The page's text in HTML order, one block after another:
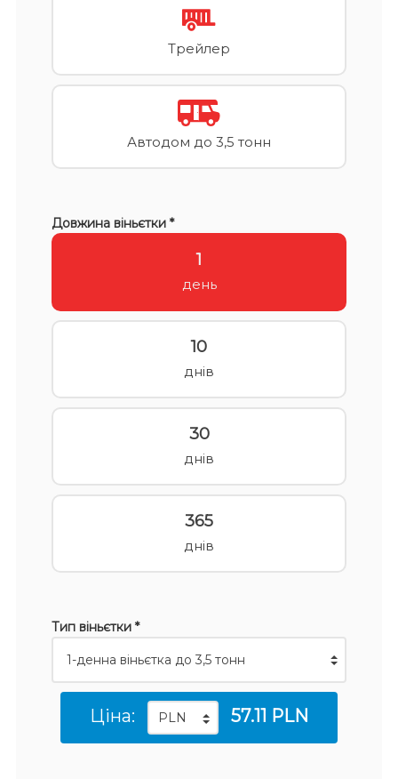
Трейлер
Автодом до 3,5 тонн
Довжина віньєтки *
1
день
10
днів
30
днів
365
днів
Тип віньєтки *
Ціна: 57.11 PLN